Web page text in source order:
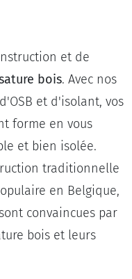
et de
bois. Avec nos
et d'isolant, vos
forme en vous
et bien isolée.
traditionnelle
en Belgique,
convaincues par
bois et leurs